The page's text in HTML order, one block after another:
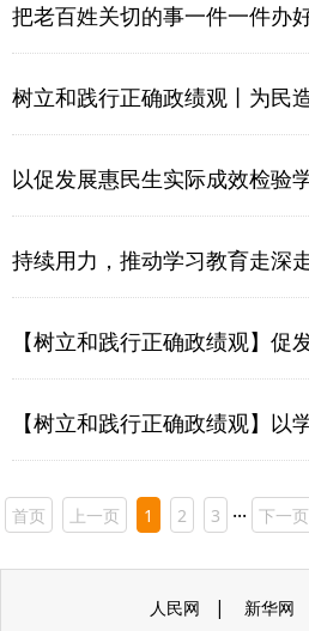
把老百姓关切的事一件一件办
树立和践行正确政绩观丨为民
以促发展惠民生实际成效检验
持续用力，推动学习教育走深
【树立和践行正确政绩观】
【树立和践行正确政绩观】
首页 上一页 1 2 3 ... 下一页
人民网 | 新华网